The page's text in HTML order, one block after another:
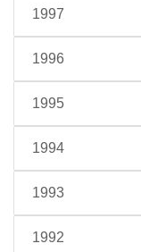
1997
1996
1995
1994
1993
1992